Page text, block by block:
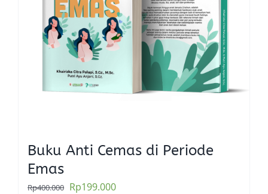
Buku Anti Cemas di Periode
Emas
Rp400.000 Original
Rp199.000Current